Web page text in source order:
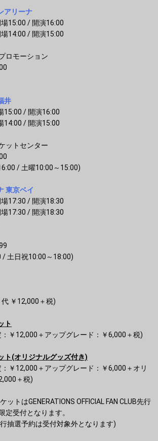
アリーナ
15:00 / 開演16:00
14:00 / 開演15:00
ロモーション
井
15:00 / 開演16:00
14:00 / 開演15:00
ットセンター
/ 土曜10:00～15:00)
東京ベイ
17:30 / 開演18:30
17:30 / 開演18:30
/ 土日祝10:00～18:00)
￥12,000＋税)
ト
￥12,000＋アップグレード：￥6,000＋税)
ト(オリジナルグッズ付き)
￥12,000＋アップグレード：￥6,000＋オリ
＋税)
ットはGENERATIONS OFFICIAL FAN CLUB先行
定受付となります。
行抽選予約は受付対象外となります)